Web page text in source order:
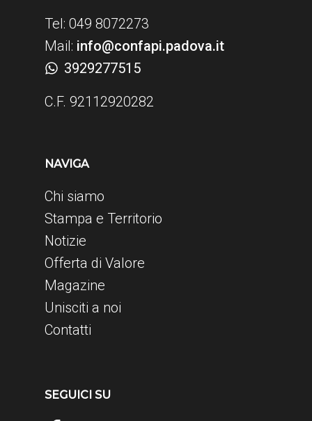
Tel: 049 8072273
Mail: info@confapi.padova.it
3929277515
C.F. 92112920282
NAVIGA
Chi siamo
Stampa e Territorio
Notizie
Offerta di Valore
Magazine
Unisciti a noi
Contatti
SEGUICI SU